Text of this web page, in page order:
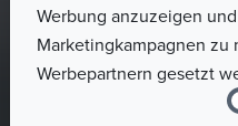
Werbung anzuzeigen
Marketingkampagnen zu
Werbepartnern gesetzt